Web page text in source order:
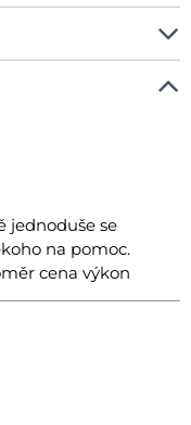
jednoduše se
na pomoc.
cena výkon